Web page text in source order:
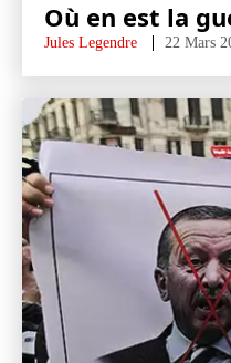
Où en est la
Jules Legendre 22 Mars